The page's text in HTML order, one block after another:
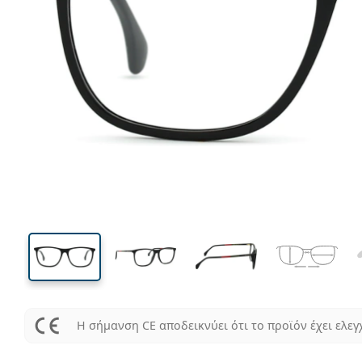
43 mm
Ύψος φακού Μήκος φακού
Μήκος
Η σήμανση CE αποδεικνύει ότι το προϊόν έχει